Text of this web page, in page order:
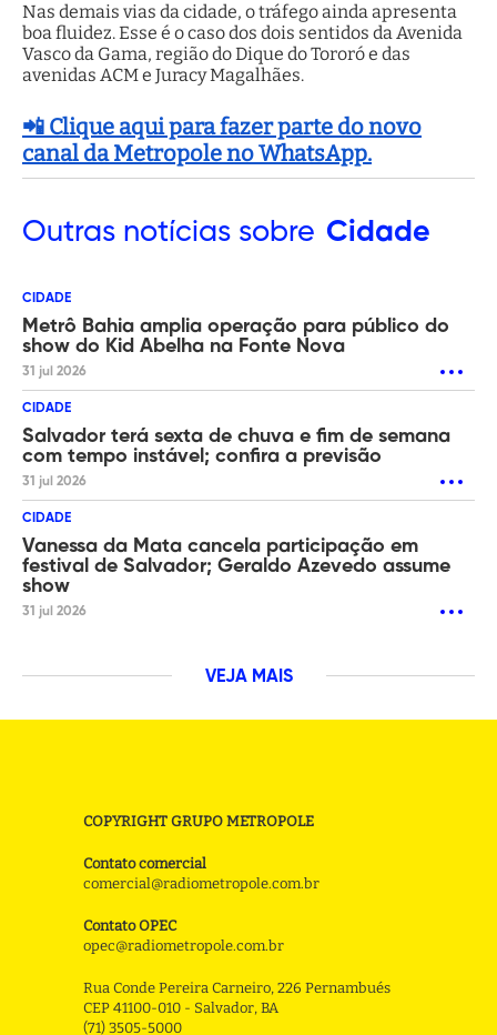
Nas demais vias da cidade, o tráfego ainda apresenta
boa fluidez. Esse é o caso dos dois sentidos da Avenida
Vasco da Gama, região do Dique do Tororó e das
avenidas ACM e Juracy Magalhães.
📲 Clique aqui para fazer parte do novo
canal da Metropole no WhatsApp.
Outras notícias sobre Cidade
CIDADE
Metrô Bahia amplia operação para público do
show do Kid Abelha na Fonte Nova
31 jul 2026
CIDADE
Salvador terá sexta de chuva e fim de semana
com tempo instável; confira a previsão
31 jul 2026
CIDADE
Vanessa da Mata cancela participação em
festival de Salvador; Geraldo Azevedo assume
show
31 jul 2026
VEJA MAIS
COPYRIGHT GRUPO METROPOLE
Contato comercial
comercial@radiometropole.com.br
Contato OPEC
opec@radiometropole.com.br
Rua Conde Pereira Carneiro, 226 Pernambués
CEP 41100-010 - Salvador, BA
(71) 3505-5000